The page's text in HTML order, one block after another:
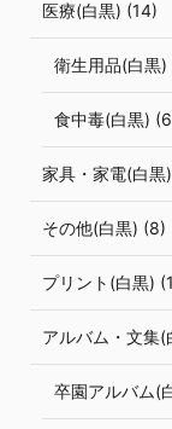
医療(白黒) (14)
衛生用品(白黒)
食中毒(白黒)
家具・家電(白黒
その他(白黒) (8)
プリント(白黒)
アルバム・文集
卒園アルバム(